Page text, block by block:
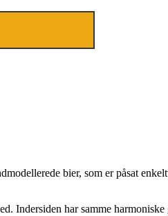
bier, som er påsat
Indersiden har samme